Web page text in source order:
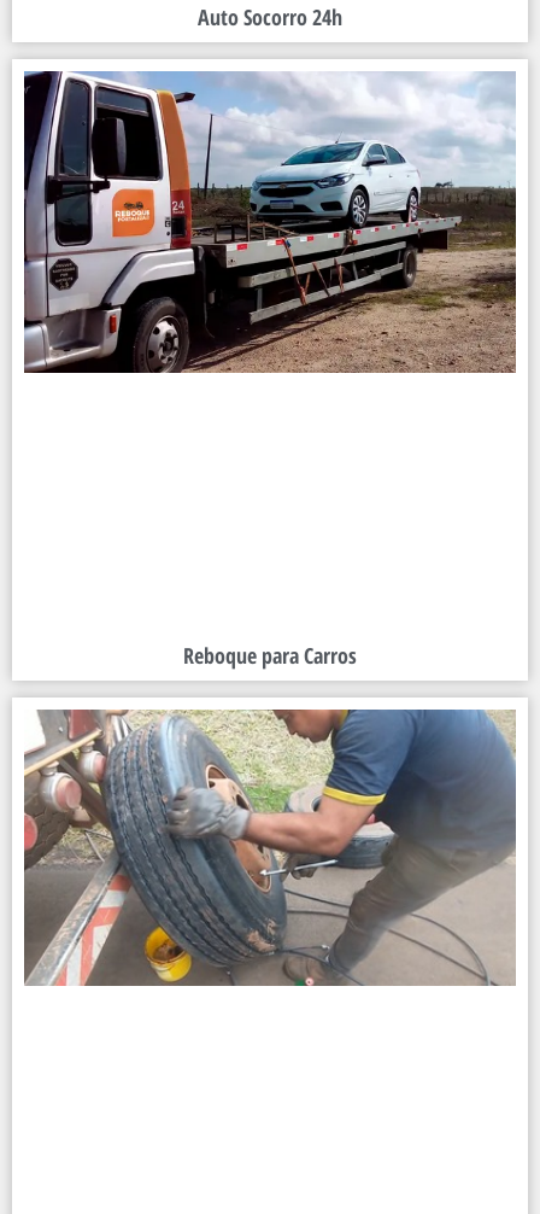
Auto Socorro 24h
Reboque para Carros